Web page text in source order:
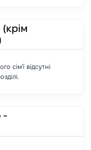
сім'ї відсутні
-